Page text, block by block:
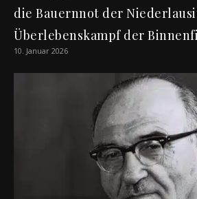
die Bauernnot der
Überlebenskampf der
10. Januar 2026